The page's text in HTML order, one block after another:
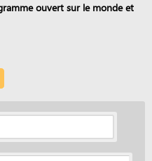
ouvert sur le monde et